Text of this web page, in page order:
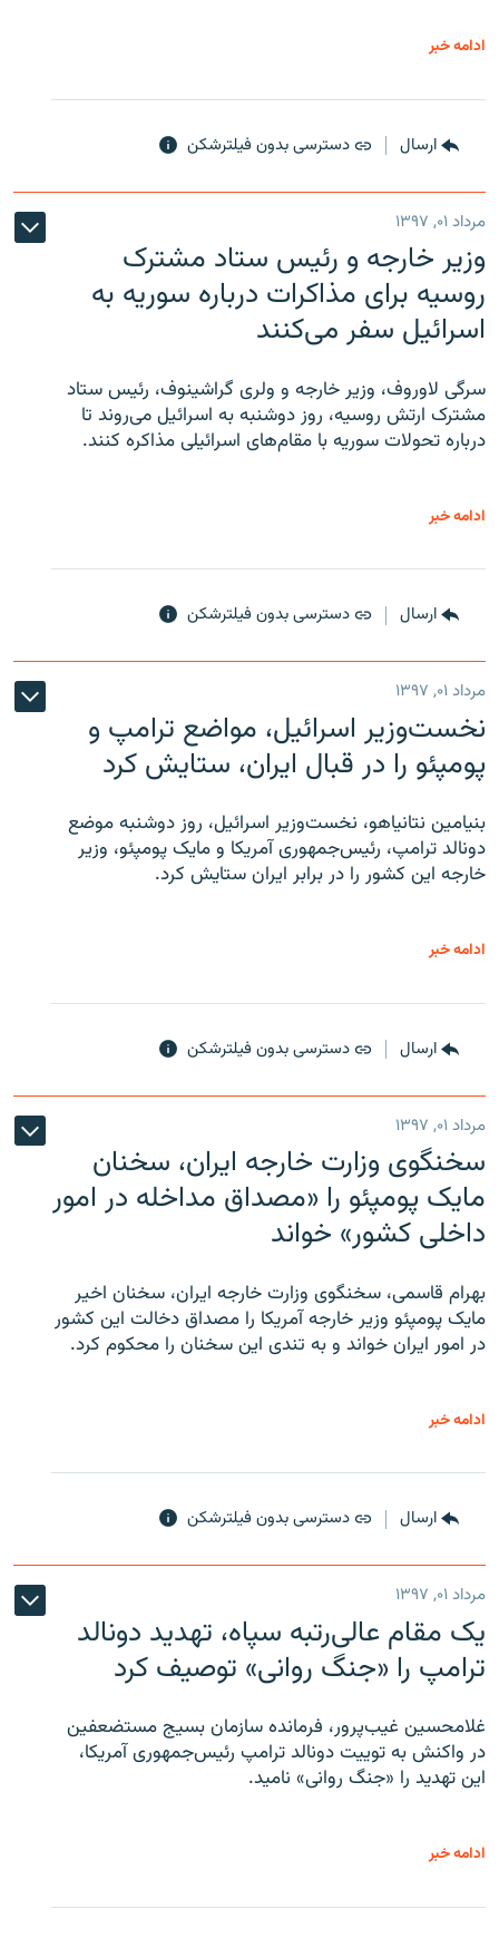
ادامه خبر
ارسال دسترسی بدون فیلترشکن
مرداد ۰۱, ۱۳۹۷
وزیر خارجه و رئیس‌ ستاد مشترک
روسیه برای مذاکرات درباره سوریه به
اسرائیل سفر می‌کنند
سرگی لاوروف، وزیر خارجه و ولری گراشینوف، رئیس ستاد
مشترک ارتش روسیه، روز دوشنبه به اسرائیل می‌روند تا
درباره تحولات سوریه با مقام‌های اسرائیلی مذاکره کنند.
ادامه خبر
ارسال دسترسی بدون فیلترشکن
مرداد ۰۱, ۱۳۹۷
نخست‌وزیر اسرائیل، مواضع ترامپ و
پومپئو را در قبال ایران، ستایش کرد
بنیامین نتانیاهو، نخست‌وزیر اسرائیل، روز دوشنبه موضع
دونالد ترامپ، رئیس‌جمهوری آمریکا و مایک پومپئو، وزیر
خارجه این کشور را در برابر ایران ستایش کرد.
ادامه خبر
ارسال دسترسی بدون فیلترشکن
مرداد ۰۱, ۱۳۹۷
سخنگوی وزارت خارجه ایران، سخنان
مایک پومپئو را «مصداق مداخله در امور
داخلی کشور» خواند
بهرام قاسمی، سخنگوی وزارت خارجه ایران، سخنان اخیر
مایک پومپئو وزیر خارجه آمریکا را مصداق دخالت این کشور
در امور ایران خواند و به تندی این سخنان را محکوم کرد.
ادامه خبر
ارسال دسترسی بدون فیلترشکن
مرداد ۰۱, ۱۳۹۷
یک مقام عالی‌رتبه سپاه، تهدید دونالد
ترامپ را «جنگ روانی» توصیف کرد
غلامحسین غیب‌پرور، فرمانده سازمان بسیج مستضعفین
در واکنش به توییت دونالد ترامپ رئیس‌جمهوری آمریکا،
این تهدید را «جنگ روانی» نامید.
ادامه خبر